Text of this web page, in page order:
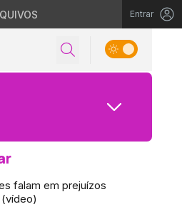
Entrar
falam em prejuízos